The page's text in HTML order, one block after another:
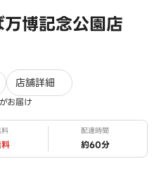
博記念公園店
件のレビュー
店舗詳細
お届け
配達時間
約60分